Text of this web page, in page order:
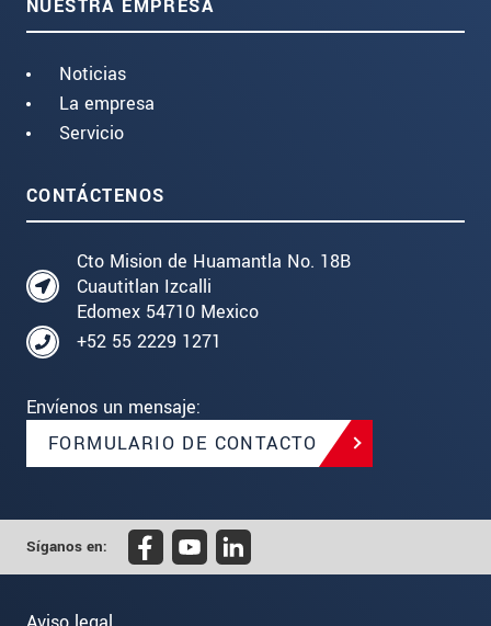
NUESTRA EMPRESA
Noticias
La empresa
Servicio
CONTÁCTENOS
Cto Mision de Huamantla No. 18B
Cuautitlan Izcalli
Edomex 54710 Mexico
+52 55 2229 1271
Envíenos un mensaje:
FORMULARIO DE CONTACTO
Síganos en: